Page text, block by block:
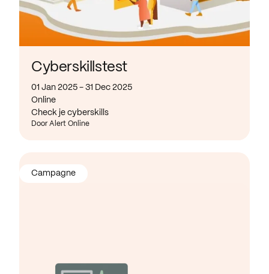
Cyberskillstest
01 Jan 2025 - 31 Dec 2025
Online
Check je cyberskills
Door Alert Online
Campagne